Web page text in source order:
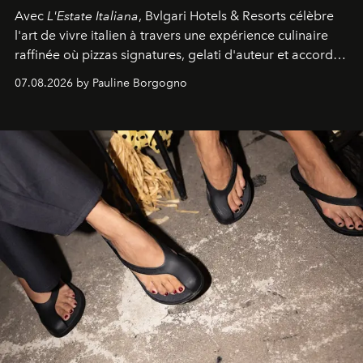
Avec L'Estate Italiana, Bvlgari Hotels & Resorts célèbre
l'art de vivre italien à travers une expérience culinaire
raffinée où pizzas signatures, gelati d'auteur et accords
07.08.2026 by Pauline Borgogno